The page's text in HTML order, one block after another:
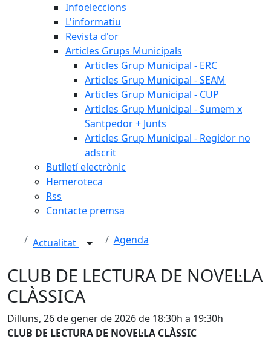
Infoeleccions
L'informatiu
Revista d'or
Articles Grups Municipals
Articles Grup Municipal - ERC
Articles Grup Municipal - SEAM
Articles Grup Municipal - CUP
Articles Grup Municipal - Sumem x
Santpedor + Junts
Articles Grup Municipal - Regidor no
adscrit
Butlletí electrònic
Hemeroteca
Rss
Contacte premsa
Actualitat Agenda
CLUB DE LECTURA DE NOVEL·LA
CLÀSSICA
Dilluns, 26 de gener de 2026 de 18:30h a 19:30h
CLUB DE LECTURA DE NOVEL·LA CLÀSSIC